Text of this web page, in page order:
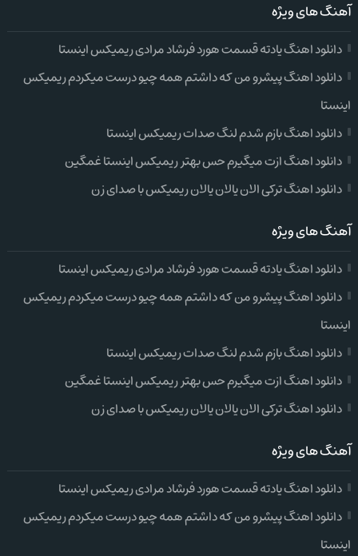
آهنگ های ویژه
دانلود اهنگ یادته قسمت هورد فرشاد مرادی ریمیکس اینستا
دانلود اهنگ پیشرو من که داشتم همه چیو درست میکردم ریمیکس
اینستا
دانلود اهنگ بازم شدم لنگ صدات ریمیکس اینستا
دانلود اهنگ ازت میگیرم حس بهتر ریمیکس اینستا غمگین
دانلود اهنگ ترکی الان یالان یالان ریمیکس با صدای زن
آهنگ های ویژه
دانلود اهنگ یادته قسمت هورد فرشاد مرادی ریمیکس اینستا
دانلود اهنگ پیشرو من که داشتم همه چیو درست میکردم ریمیکس
اینستا
دانلود اهنگ بازم شدم لنگ صدات ریمیکس اینستا
دانلود اهنگ ازت میگیرم حس بهتر ریمیکس اینستا غمگین
دانلود اهنگ ترکی الان یالان یالان ریمیکس با صدای زن
آهنگ های ویژه
دانلود اهنگ یادته قسمت هورد فرشاد مرادی ریمیکس اینستا
دانلود اهنگ پیشرو من که داشتم همه چیو درست میکردم ریمیکس
اینستا